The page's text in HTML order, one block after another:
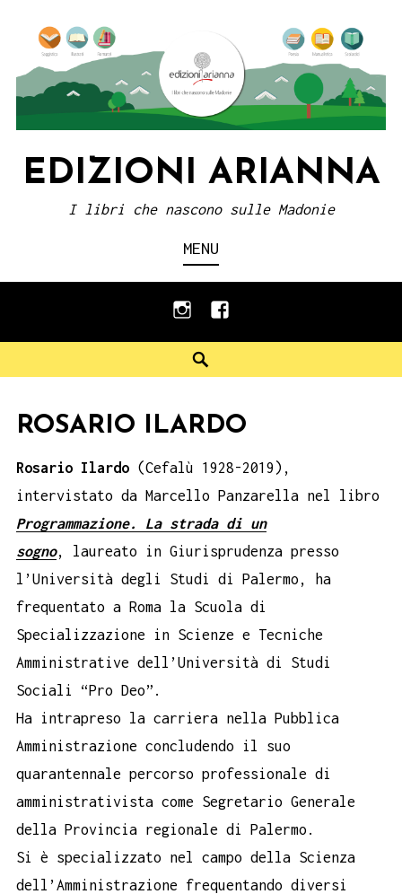
content
EDIZIONI ARIANNA
I libri che nascono sulle Madonie
MENU
instagramfacebook
ROSARIO ILARDO
Rosario Ilardo (Cefalù 1928-2019),
intervistato da Marcello Panzarella nel libro
Programmazione. La strada di un
sogno, laureato in Giurisprudenza presso
l’Università degli Studi di Palermo, ha
frequentato a Roma la Scuola di
Specializzazione in Scienze e Tecniche
Amministrative dell’Università di Studi
Sociali “Pro Deo”.
Ha intrapreso la carriera nella Pubblica
Amministrazione concludendo il suo
quarantennale percorso professionale di
amministrativista come Segretario Generale
della Provincia regionale di Palermo.
Si è specializzato nel campo della Scienza
dell’Amministrazione frequentando diversi